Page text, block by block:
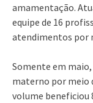
amamentação.
equipe de 16
atendimentos por
Somente em
materno por meio
volume beneficiou